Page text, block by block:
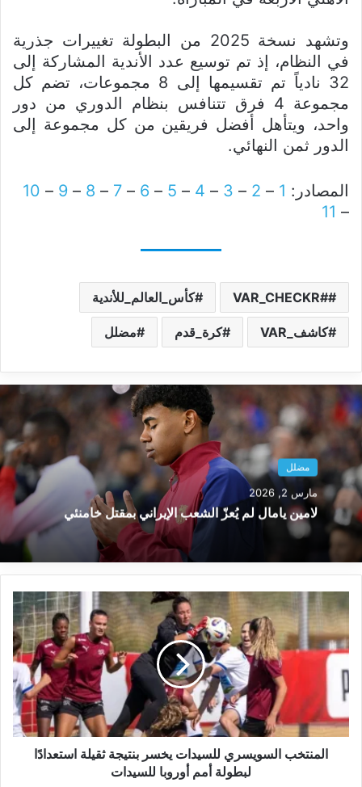
وتشهد نسخة 2025 من البطولة تغييرات جذرية
في النظام، إذ تم توسيع عدد الأندية المشاركة إلى
32 نادياً تم تقسيمها إلى 8 مجموعات، تضم كل
مجموعة 4 فرق تتنافس بنظام الدوري من دور
واحد، ويتأهل أفضل فريقين من كل مجموعة إلى
الدور ثمن النهائي.
المصادر: 1
–
2
–
3
–
4
–
5
–
6
–
7
–
8
–
9
–
10
–
11
#VAR_CHECKR كأس_العالم_للأندية
كاشف_VAR كرة_قدم مضلل
مضلل
مارس 2, 2026
لامين يامال لم يُعزّ الشعب الإيراني بمقتل خامنئي
المنتخب السويسري للسيدات يخسر بنتيجة ثقيلة استعدادًا
لبطولة أمم أوروبا للسيدات